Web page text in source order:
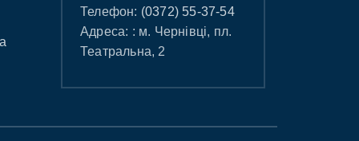
Телефон: (0372) 55-37-54
Адреса: : м. Чернівці, пл.
Театральна, 2